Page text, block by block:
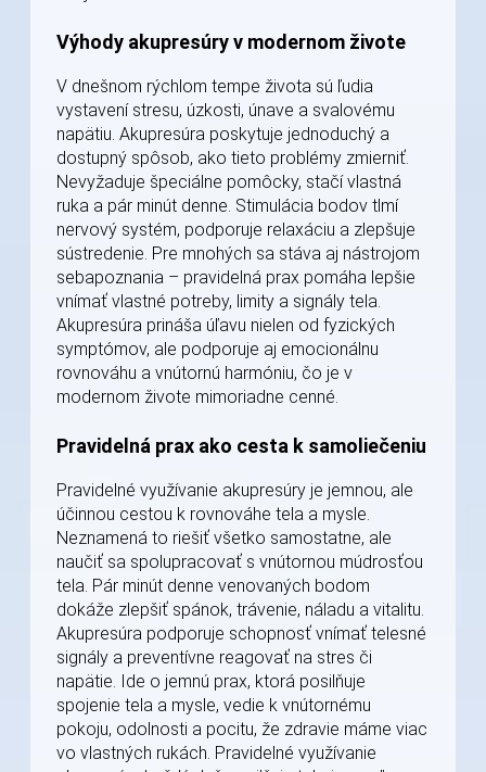
Výhody akupresúry v modernom živote
V dnešnom rýchlom tempe života sú ľudia
vystavení stresu, úzkosti, únave a svalovému
napätiu. Akupresúra poskytuje jednoduchý a
dostupný spôsob, ako tieto problémy zmierniť.
Nevyžaduje špeciálne pomôcky, stačí vlastná
ruka a pár minút denne. Stimulácia bodov tlmí
nervový systém, podporuje relaxáciu a zlepšuje
sústredenie. Pre mnohých sa stáva aj nástrojom
sebapoznania – pravidelná prax pomáha lepšie
vnímať vlastné potreby, limity a signály tela.
Akupresúra prináša úľavu nielen od fyzických
symptómov, ale podporuje aj emocionálnu
rovnováhu a vnútornú harmóniu, čo je v
modernom živote mimoriadne cenné.
Pravidelná prax ako cesta k samoliečeniu
Pravidelné využívanie akupresúry je jemnou, ale
účinnou cestou k rovnováhe tela a mysle.
Neznamená to riešiť všetko samostatne, ale
naučiť sa spolupracovať s vnútornou múdrosťou
tela. Pár minút denne venovaných bodom
dokáže zlepšiť spánok, trávenie, náladu a vitalitu.
Akupresúra podporuje schopnosť vnímať telesné
signály a preventívne reagovať na stres či
napätie. Ide o jemnú prax, ktorá posilňuje
spojenie tela a mysle, vedie k vnútornému
pokoju, odolnosti a pocitu, že zdravie máme viac
vo vlastných rukách. Pravidelné využívanie